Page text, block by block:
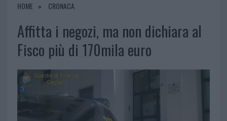
HOME CRONACA
Affitta i negozi, ma non dichiara al
Fisco più di 170mila euro